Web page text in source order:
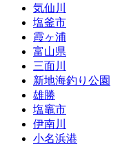
気仙川
塩釜市
霞ヶ浦
富山県
三面川
新地海釣り公園
雄勝
塩竈市
伊南川
小名浜港